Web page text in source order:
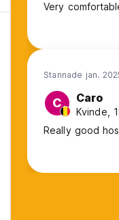
Very
Stannade jan.
C Caro
Kvinde,
Really good